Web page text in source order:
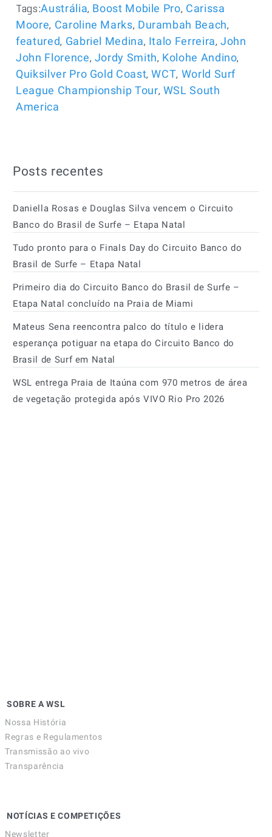
Tags:Austrália, Boost Mobile Pro, Carissa
Moore, Caroline Marks, Durambah Beach,
featured, Gabriel Medina, Italo Ferreira,John
John Florence, Jordy Smith, Kolohe Andino,
Quiksilver Pro Gold Coast,WCT, World Surf
League Championship Tour, WSL South
America
Posts recentes
Daniella Rosas e Douglas Silva vencem o Circuito
Banco do Brasil de Surfe – Etapa Natal
Tudo pronto para o Finals Day do Circuito Banco do
Brasil de Surfe – Etapa Natal
Primeiro dia do Circuito Banco do Brasil de Surfe –
Etapa Natal concluído na Praia de Miami
Mateus Sena reencontra palco do título e lidera
esperança potiguar na etapa do Circuito Banco do
Brasil de Surf em Natal
WSL entrega Praia de Itaúna com 970 metros de área
de vegetação protegida após VIVO Rio Pro 2026
SOBRE A WSL
Nossa História
Regras e Regulamentos
Transmissão ao vivo
Transparência
NOTÍCIAS E COMPETIÇÕES
Newsletter